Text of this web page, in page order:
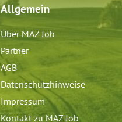
Allgemein
Über MAZ Job
Partner
AGB
Datenschutzhinweise
Impressum
Kontakt zu MAZ Job